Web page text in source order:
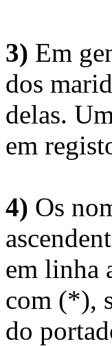
3) Em
dos
delas.
em
4) Os
em linha
com (*),
do